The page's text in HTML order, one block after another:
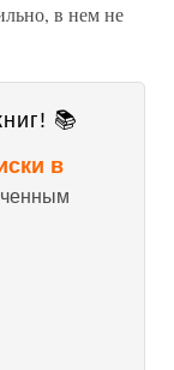
в нем не
📚
в